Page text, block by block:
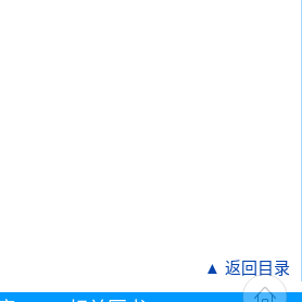
▲ 返回目录